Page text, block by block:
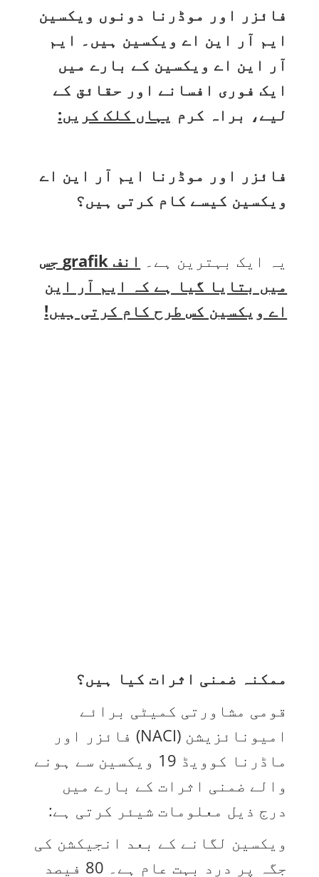
فائزر اور موڈرنا دونوں ویکسین
ایم آر این اے ویکسین ہیں۔ ایم
آر این اے ویکسین کے بارے میں
ایک فوری افسانے اور حقائق کے
لیے، براہ کرم یہاں کلک کریں:
فائزر اور موڈرنا ایم آر این اے
ویکسین کیسے کام کرتی ہیں؟
یہ ایک بہترین ہے۔
انف grafik جس
میں بتایا گیا ہے کہ ایم آر این
اے ویکسین کس طرح کام کرتی ہیں!
ممکنہ ضمنی اثرات کیا ہیں؟
قومی مشاورتی کمیٹی برائے
امیونائزیشن (NACI) فائزر اور
ماڈرنا کوویڈ 19 ویکسین سے ہونے
والے ضمنی اثرات کے بارے میں
درج ذیل معلومات شیئر کرتی ہے:
ویکسین لگانے کے بعد انجیکشن کی
جگہ پر درد بہت عام ہے۔ 80 فیصد